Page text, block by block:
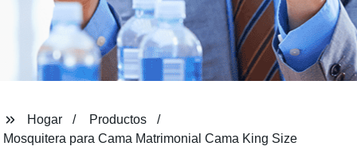
Hogar
Productos
Mosquitera para Cama Matrimonial Cama King Size